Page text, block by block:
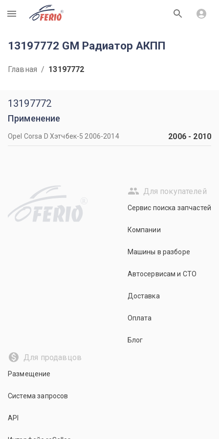
R
13197772 GM Радиатор АКПП
Главная / 13197772
13197772
Применение
Opel Corsa D Хэтчбек-5 2006-2014 2006- 2010
R
Для покупателей
Сервис поиска запчастей
Компании
Машины в разборе
Автосервисам и СТО
Доставка
Оплата
Блог
Для продавцов
Размещение
Система запросов
API